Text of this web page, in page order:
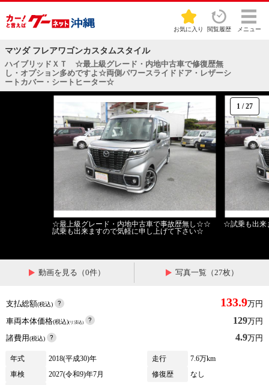
お気に入り 閲覧履歴 メニュー
マツダ フレアワゴンカスタムスタイル
ハイブリッドＸＴ ☆最上級グレード・内地中古車で修復歴無
し・オプション多めですよ☆両側パワースライドドア・レザーシ
ートカバー・シートヒーター☆
1 /27
☆最上級グレード・内地中古車で事故歴無し☆☆
試乗も出来ますので気軽に申し上げて下さい☆
☆試乗も出来
動画を見る（0件） 写真一覧（27枚）
支払総額(税込) 133.9万円
車両本体価格(税込)(リ済込) 129万円
諸費用(税込) 4.9万円
年式 2018(平成30)年 走行
7.6万km
車検
2027(令和9)年7月 修復歴
なし